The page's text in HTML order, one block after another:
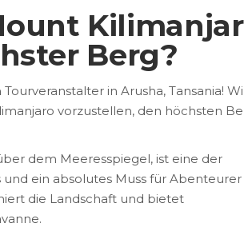
Berg?
in Arusha, Tansania!
vorzustellen, den höchsten
dem Meeresspiegel, ist eine der
ein absolutes Muss für
die Landschaft und bietet